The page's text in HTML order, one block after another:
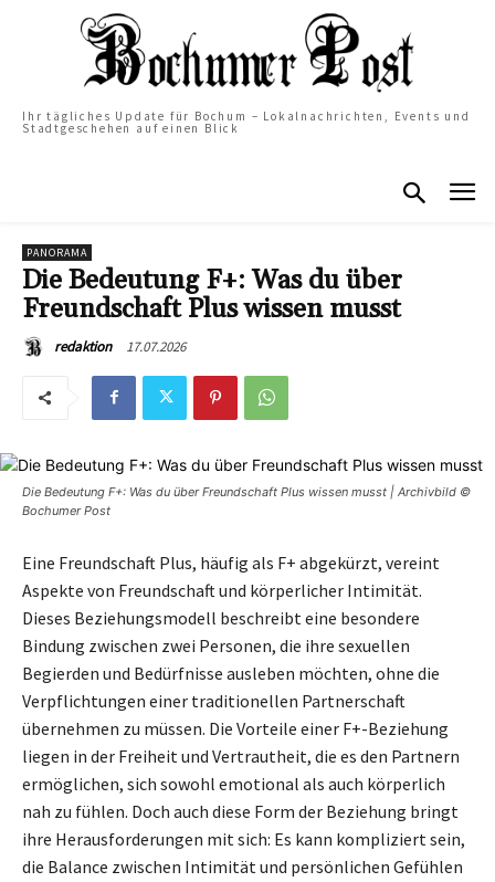
Ihr tägliches Update für Bochum – Lokalnachrichten, Events und
Stadtgeschehen auf einen Blick
PANORAMA
Die Bedeutung F+: Was du über
Freundschaft Plus wissen musst
redaktion 17.07.2026
Die Bedeutung F+: Was du über Freundschaft Plus wissen musst | Archivbild ©
Bochumer Post
Eine Freundschaft Plus, häufig als F+ abgekürzt, vereint
Aspekte von Freundschaft und körperlicher Intimität.
Dieses Beziehungsmodell beschreibt eine besondere
Bindung zwischen zwei Personen, die ihre sexuellen
Begierden und Bedürfnisse ausleben möchten, ohne die
Verpflichtungen einer traditionellen Partnerschaft
übernehmen zu müssen. Die Vorteile einer F+-Beziehung
liegen in der Freiheit und Vertrautheit, die es den Partnern
ermöglichen, sich sowohl emotional als auch körperlich
nah zu fühlen. Doch auch diese Form der Beziehung bringt
ihre Herausforderungen mit sich: Es kann kompliziert sein,
die Balance zwischen Intimität und persönlichen Gefühlen